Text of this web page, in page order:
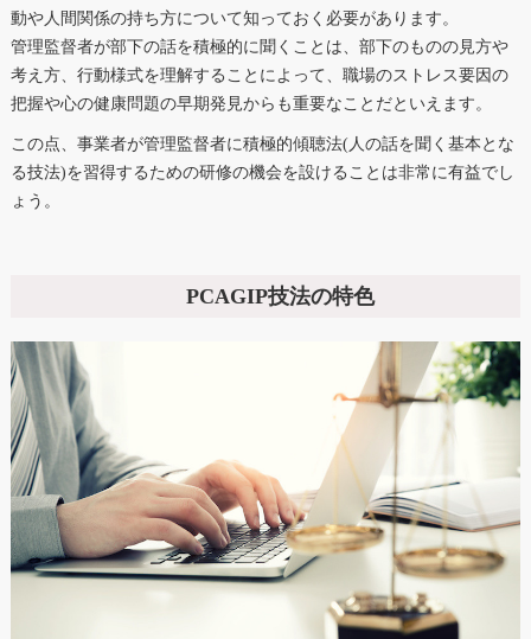
動や人間関係の持ち方について知っておく必要があります。
管理監督者が部下の話を積極的に聞くことは、部下のものの見方や
考え方、行動様式を理解することによって、職場のストレス要因の
把握や心の健康問題の早期発見からも重要なことだといえます。
この点、事業者が管理監督者に積極的傾聴法(人の話を聞く基本とな
る技法)を習得するための研修の機会を設けることは非常に有益でし
ょう。
PCAGIP技法の特色